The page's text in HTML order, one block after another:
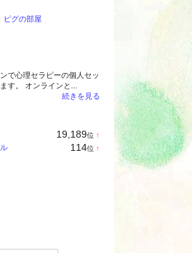
ピグの部屋
で心理セラピーの個人セッ
す。 オンラインと...
続きを見る
19,189位 ↑
114位 ↑